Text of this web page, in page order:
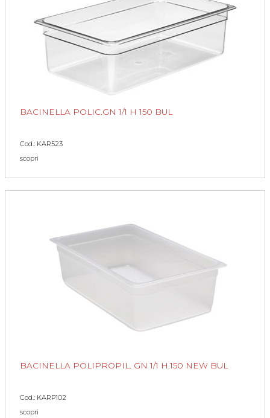
BACINELLA POLIC.GN 1/1 H 150 BUL
Cod.: KAR523
scopri
BACINELLA POLIPROPIL. GN 1/1 H.150 NEW BUL
Cod.: KARP102
scopri